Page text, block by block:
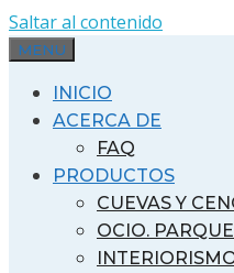
Saltar al contenido
MENU
INICIO
ACERCA DE
FAQ
PRODUCTOS
CUEVAS Y
OCIO.